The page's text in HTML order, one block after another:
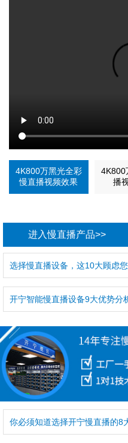
4K800万黑光全彩
慢直播视频效果
4K800
播
进入慢直播产品>>
选择慢直播设备，这10大顾虑
开宁智能慢直播设备9大优势分
你必须知道选择开宁慢直播的8